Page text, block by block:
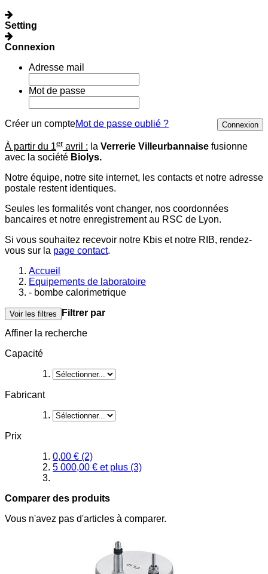
Setting
Connexion
Adresse mail
Mot de passe
Créer un compte Connexion
Mot de passe oublié ?
À partir du 1er avril : la Verrerie Villeurbannaise fusionne
avec la société Biolys.
Notre équipe, notre site internet, les contacts et notre adresse
postale restent identiques.
Seules les formalités vont changer, nos coordonnées
bancaires et notre enregistrement au RSC de Lyon.
Si vous souhaitez recevoir notre Kbis et notre RIB, rendez-
vous sur la page contact.
Accueil
Equipements de laboratoire
- bombe calorimetrique
Voir les filtres
Filtrer par
Affiner la recherche
Capacité
Fabricant
Prix
0,00 € (2)
5 000,00 € et plus (3)
Comparer des produits
Vous n'avez pas d'articles à comparer.